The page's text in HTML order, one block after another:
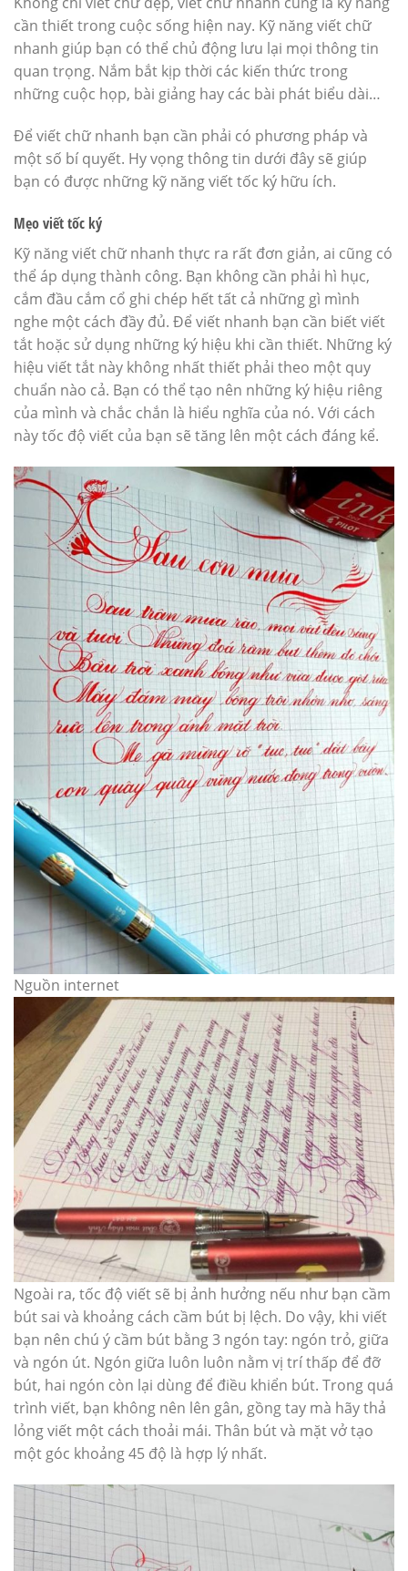
cần thiết trong cuộc sống hiện nay. Kỹ năng viết chữ
nhanh giúp bạn có thể chủ động lưu lại mọi thông tin
quan trọng. Nắm bắt kịp thời các kiến thức trong
những cuộc họp, bài giảng hay các bài phát biểu dài…
Để viết chữ nhanh bạn cần phải có phương pháp và
một số bí quyết. Hy vọng thông tin dưới đây sẽ giúp
bạn có được những kỹ năng viết tốc ký hữu ích.
Mẹo viết tốc ký
Kỹ năng viết chữ nhanh thực ra rất đơn giản, ai cũng có
thể áp dụng thành công. Bạn không cần phải hì hục,
cắm đầu cắm cổ ghi chép hết tất cả những gì mình
nghe một cách đầy đủ. Để viết nhanh bạn cần biết viết
tắt hoặc sử dụng những ký hiệu khi cần thiết. Những ký
hiệu viết tắt này không nhất thiết phải theo một quy
chuẩn nào cả. Bạn có thể tạo nên những ký hiệu riêng
của mình và chắc chắn là hiểu nghĩa của nó. Với cách
này tốc độ viết của bạn sẽ tăng lên một cách đáng kể.
Nguồn internet
Ngoài ra, tốc độ viết sẽ bị ảnh hưởng nếu như bạn cầm
bút sai và khoảng cách cầm bút bị lệch. Do vậy, khi viết
bạn nên chú ý cầm bút bằng 3 ngón tay: ngón trỏ, giữa
và ngón út. Ngón giữa luôn luôn nằm vị trí thấp để đỡ
bút, hai ngón còn lại dùng để điều khiển bút. Trong quá
trình viết, bạn không nên lên gân, gồng tay mà hãy thả
lỏng viết một cách thoải mái. Thân bút và mặt vở tạo
một góc khoảng 45 độ là hợp lý nhất.